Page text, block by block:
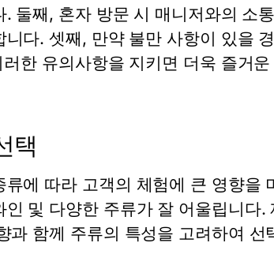
둘째, 혼자 방문 시 매니저와의 소
다. 셋째, 만약 불만 사항이 있을
한 유의사항을 지키면 더욱 즐거
택
에 따라 고객의 체험에 큰 영향을
및 다양한 주류가 잘 어울립니다.
과 함께 주류의 특성을 고려하여 선